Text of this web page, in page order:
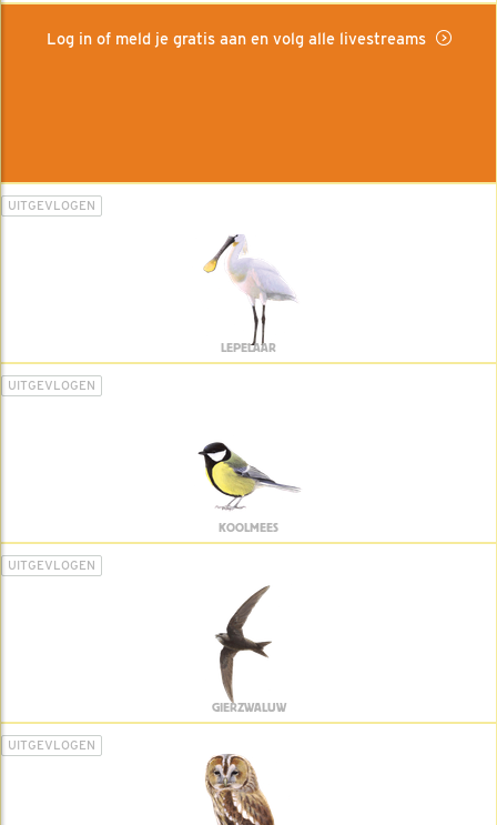
Log in of meld je gratis aan en volg alle livestreams
UITGEVLOGEN
LEPELAAR
UITGEVLOGEN
KOOLMEES
UITGEVLOGEN
GIERZWALUW
UITGEVLOGEN